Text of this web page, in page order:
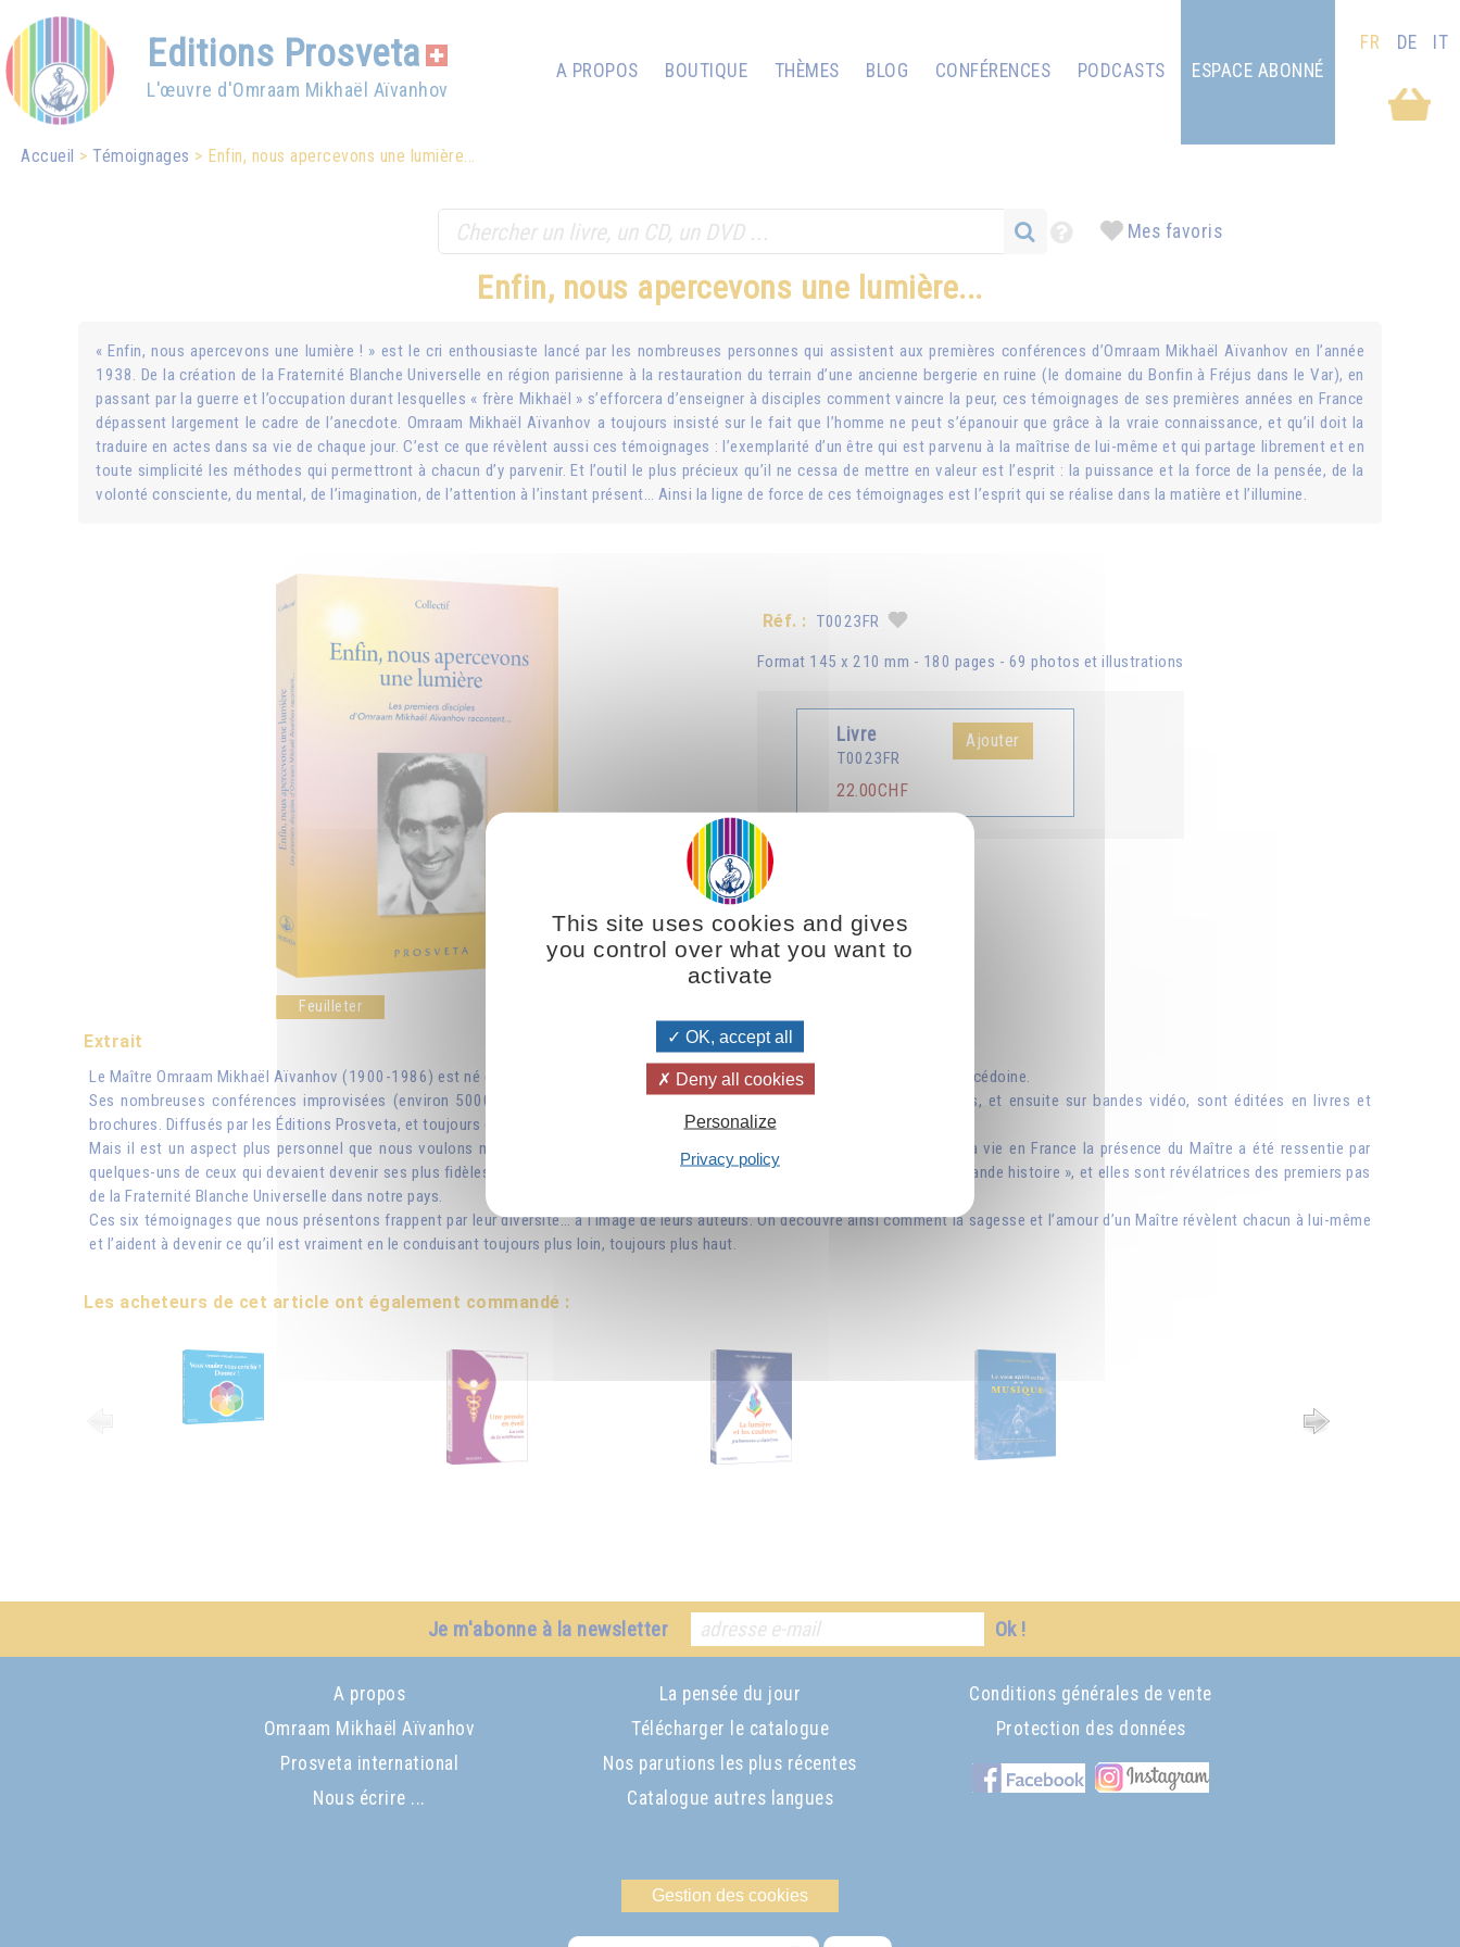
Editions Prosveta
L'œuvre d'Omraam Mikhaël Aïvanhov
A PROPOS BOUTIQUE THÈMES BLOG CONFÉRENCES PODCASTS ESPACE ABONNÉ
FR DE IT
Accueil Témoignages Enfin, nous apercevons une lumière...
Mes favoris
Enfin, nous apercevons une lumière...
« Enfin, nous apercevons une lumière ! » est le cri enthousiaste lancé par les nombreuses personnes qui assistent aux premières conférences d’Omraam Mikhaël Aïvanhov en l’année
1938. De la création de la Fraternité Blanche Universelle en région parisienne à la restauration du terrain d’une ancienne bergerie en ruine (le domaine du Bonfin à Fréjus dans le Var), en
passant par la guerre et l’occupation durant lesquelles « frère Mikhaël » s’efforcera d’enseigner à disciples comment vaincre la peur, ces témoignages de ses premières années en France
dépassent largement le cadre de l’anecdote. Omraam Mikhaël Aïvanhov a toujours insisté sur le fait que l’homme ne peut s’épanouir que grâce à la vraie connaissance, et qu’il doit la
traduire en actes dans sa vie de chaque jour. C’est ce que révèlent aussi ces témoignages : l’exemplarité d’un être qui est parvenu à la maîtrise de lui-même et qui partage librement et en
toute simplicité les méthodes qui permettront à chacun d’y parvenir. Et l’outil le plus précieux qu’il ne cessa de mettre en valeur est l’esprit : la puissance et la force de la pensée, de la
volonté consciente, du mental, de l’imagination, de l’attention à l’instant présent… Ainsi la ligne de force de ces témoignages est l’esprit qui se réalise dans la matière et l’illumine.
Feuilleter
Réf. : T0023FR
Format 145 x 210 mm - 180 pages - 69 photos et illustrations
Livre
T0023FR
22.00CHF
Ajouter
Traduit en :
Extrait
Le Maître Omraam Mikhaël Aïvanhov (1900-1986) est né dans la partie méridionale de ce qui est, aujourd’hui, la République de Macédoine.
Ses nombreuses conférences improvisées (environ 5000), d’abord sténographiées, puis enregistrées sur bandes magnétiques, et ensuite sur bandes vidéo, sont éditées en livres et
brochures. Diffusés par les Éditions Prosveta, et toujours en cours de parution, ils sont traduits en plus de trente langues.
Mais il est un aspect plus personnel que nous voulons maintenant faire connaître : comment dans les premières années de sa vie en France la présence du Maître a été ressentie par
quelques-uns de ceux qui devaient devenir ses plus fidèles disciples. Ce sont là en quelque sorte « de petites histoires dans la grande histoire », et elles sont révélatrices des premiers pas
de la Fraternité Blanche Universelle dans notre pays.
Ces six témoignages que nous présentons frappent par leur diversité… à l’image de leurs auteurs. On découvre ainsi comment la sagesse et l’amour d’un Maître révèlent chacun à lui-même
et l’aident à devenir ce qu’il est vraiment en le conduisant toujours plus loin, toujours plus haut.
Les acheteurs de cet article ont également commandé :
Je m'abonne à la newsletter Ok !
A propos
Omraam Mikhaël Aïvanhov
Prosveta international
Nous écrire ...
La pensée du jour
Télécharger le catalogue
Nos parutions les plus récentes
Catalogue autres langues
Conditions générales de vente
Protection des données
Gestion des cookies
This site uses cookies and gives
you control over what you want to
activate
OK, accept all
Deny all cookies
Personalize
Privacy policy